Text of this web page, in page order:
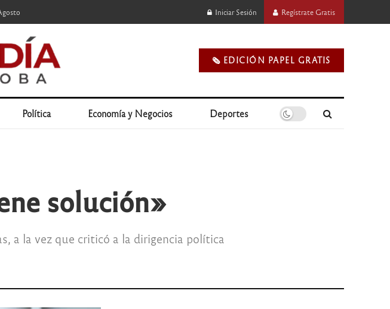
Iniciar Sesión Regístrate Gratis
🗞️ EDICIÓN PAPEL GRATIS
Política Economía y Negocios Deportes
solución»
a la vez que criticó a la dirigencia política